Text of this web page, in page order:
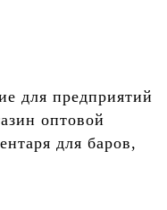
для предприятий
оптовой
для баров,